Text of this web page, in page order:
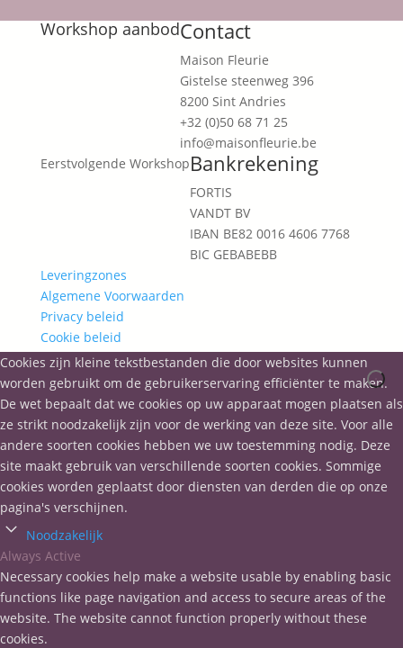
Workshop aanbodContact
Maison Fleurie
Gistelse steenweg 396
8200 Sint Andries
+32 (0)50 68 71 25
info@maisonfleurie.be
Eerstvolgende WorkshopBankrekening
FORTIS
VANDT BV
IBAN BE82 0016 4606 7768
BIC GEBABEBB
Leveringzones
Algemene Voorwaarden
Privacy beleid
Cookie beleid
Cookies zijn kleine tekstbestanden die door websites kunnen
worden gebruikt om de gebruikerservaring efficiënter te maken.
De wet bepaalt dat we cookies op uw apparaat mogen plaatsen als
ze strikt noodzakelijk zijn voor de werking van deze site. Voor alle
andere soorten cookies hebben we uw toestemming nodig. Deze
site maakt gebruik van verschillende soorten cookies. Sommige
cookies worden geplaatst door diensten van derden die op onze
pagina's verschijnen.
Noodzakelijk
Always Active
Necessary cookies help make a website usable by enabling basic
functions like page navigation and access to secure areas of the
website. The website cannot function properly without these
cookies.